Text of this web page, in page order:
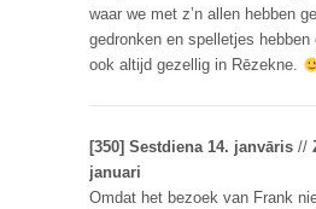
waar we met z’n allen hebben
gedronken en spelletjes hebben
ook altijd gezellig in Rēzekne.
[350] Sestdiena 14. janvāris //
januari
Omdat het bezoek van Frank